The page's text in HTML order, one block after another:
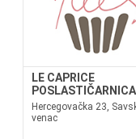
LE CAPRICE
POSLASTIČARNICA
Hercegovačka 23,
venac